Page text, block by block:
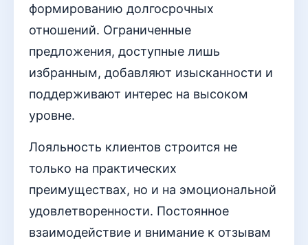
формированию долгосрочных
отношений. Ограниченные
предложения, доступные лишь
избранным, добавляют изысканности и
поддерживают интерес на высоком
уровне.
Лояльность клиентов строится не
только на практических
преимуществах, но и на эмоциональной
удовлетворенности. Постоянное
взаимодействие и внимание к отзывам